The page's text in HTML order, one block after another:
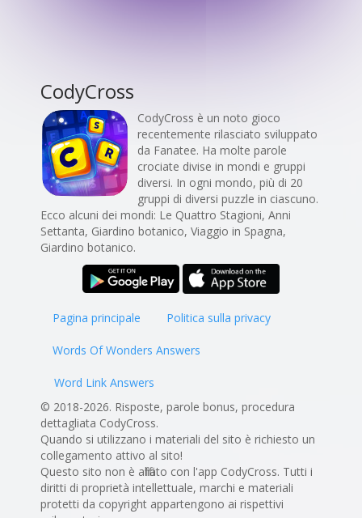
CodyCross
CodyCross è un noto gioco
recentemente rilasciato sviluppato
da Fanatee. Ha molte parole
crociate divise in mondi e gruppi
diversi. In ogni mondo, più di 20
gruppi di diversi puzzle in ciascuno.
Ecco alcuni dei mondi: Le Quattro Stagioni, Anni
Settanta, Giardino botanico, Viaggio in Spagna,
Giardino botanico.
Pagina principale Politica sulla privacy
Words Of Wonders Answers
Word Link Answers
© 2018-2026. Risposte, parole bonus, procedura
dettagliata CodyCross.
Quando si utilizzano i materiali del sito è richiesto un
collegamento attivo al sito!
Questo sito non è affiliato con l'app CodyCross. Tutti i
diritti di proprietà intellettuale, marchi e materiali
protetti da copyright appartengono ai rispettivi